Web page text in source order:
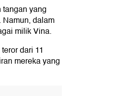
yang
Namun, dalam
milik Vina.
dari 11
mereka yang